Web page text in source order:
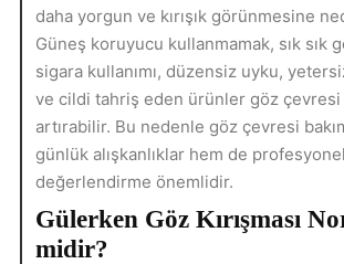
daha yorgun ve kırışık görünmesine
Güneş koruyucu kullanmamak, sık sık
sigara kullanımı, düzensiz uyku,
ve cildi tahriş eden ürünler göz çevresi
artırabilir. Bu nedenle göz çevresi
günlük alışkanlıklar hem de profesyonel
değerlendirme önemlidir.
Gülerken Göz Kırışması
midir?